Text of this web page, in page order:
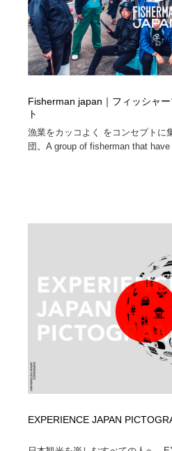
Fisherman japan｜フィッシャ
ト
漁業をカッコよく をコンセプトに
団。A group of fisherman that
EXPERIENCE JAPAN